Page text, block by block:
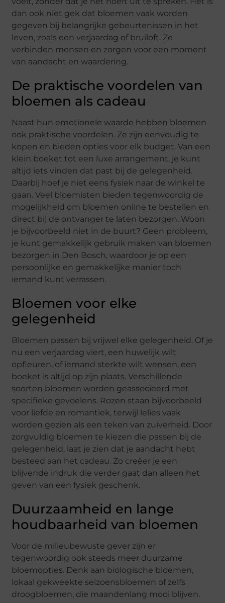
dan ook niet gek dat bloemen vaak worden
gegeven bij belangrijke gebeurtenissen in het
leven, zoals een verjaardag of bruiloft. Ze
verbinden mensen en zorgen voor een moment
van aandacht en waardering.
De praktische voordelen van
bloemen als cadeau
Naast hun emotionele waarde hebben bloemen
ook praktische voordelen. Ze zijn eenvoudig te
kopen en bieden opties voor elk budget. Van een
klein boeket tot een luxe arrangement, je kunt
altijd iets vinden dat past bij de gelegenheid.
Daarbij hoef je niet eens fysiek naar de winkel te
gaan. Veel bloemisten bieden tegenwoordig de
mogelijkheid om bloemen online te bestellen en
direct bij de ontvanger te laten bezorgen. Woon
je bijvoorbeeld niet in de buurt? Geen probleem,
je kunt gemakkelijk gebruik maken van bloemen
bezorgen in Den Bosch, waardoor je op een
persoonlijke en gemakkelijke manier toch
iemand kunt verrassen.
Bloemen voor elke
gelegenheid
Bloemen passen bij vrijwel elke gelegenheid. Of je
nu een verjaardag viert, een huwelijk wilt
opfleuren, of iemand sterkte wilt wensen, een
boeket is altijd op zijn plaats. Verschillende
soorten bloemen worden geassocieerd met
specifieke gevoelens. Rozen staan bijvoorbeeld
voor liefde en romantiek, terwijl lelies vaak
worden gezien als een teken van zuiverheid. Door
zorgvuldig bloemen te kiezen die passen bij de
gelegenheid, laat je zien dat je aandacht hebt
besteed aan het cadeau. Zo creëer je een
blijvende indruk die verder gaat dan alleen het
geven van een fysiek geschenk.
Duurzaamheid en lange
houdbaarheid van bloemen
Voor de milieubewuste gever zijn er
tegenwoordig ook steeds meer duurzame
bloemopties. Denk aan biologische bloemen,
lokaal gekweekte seizoensbloemen of zelfs
droogbloemen, die maandenlang mooi blijven.